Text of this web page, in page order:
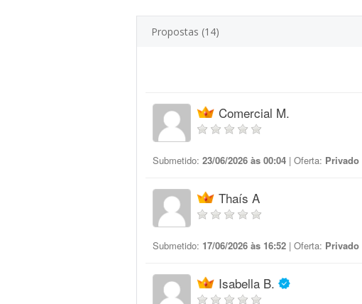
Propostas (14)
Comercial M.
Submetido: 23/06/2026 às 00:04 | Oferta: Privado
Thaís A
Submetido: 17/06/2026 às 16:52 | Oferta: Privado
Isabella B.